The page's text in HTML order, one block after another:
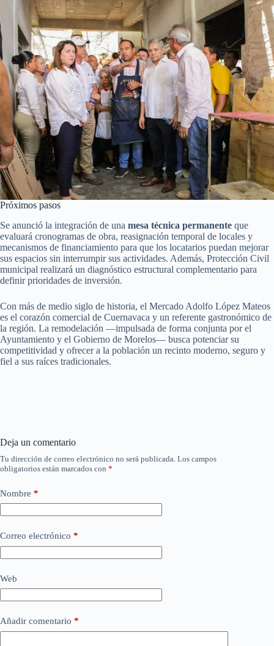
Próximos pasos
Se anunció la integración de una mesa técnica permanente que
evaluará cronogramas de obra, reasignación temporal de locales y
mecanismos de financiamiento para que los locatarios puedan mejorar
sus espacios sin interrumpir sus actividades. Además, Protección Civil
municipal realizará un diagnóstico estructural complementario para
definir prioridades de inversión.
Con más de medio siglo de historia, el Mercado Adolfo López Mateos
es el corazón comercial de Cuernavaca y un referente gastronómico de
la región. La remodelación —impulsada de forma conjunta por el
Ayuntamiento y el Gobierno de Morelos— busca potenciar su
competitividad y ofrecer a la población un recinto moderno, seguro y
fiel a sus raíces tradicionales.
Deja un comentario
Tu dirección de correo electrónico no será publicada. Los campos
obligatorios están marcados con *
Nombre *
Correo electrónico *
Web
Añadir comentario *